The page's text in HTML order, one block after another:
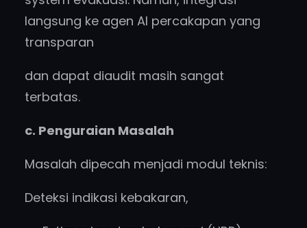
langsung ke agen AI percakapan yang
transparan
dan dapat diaudit masih sangat
terbatas.
c. Penguraian Masalah
Masalah dipecah menjadi modul teknis:
Deteksi indikasi kebakaran,